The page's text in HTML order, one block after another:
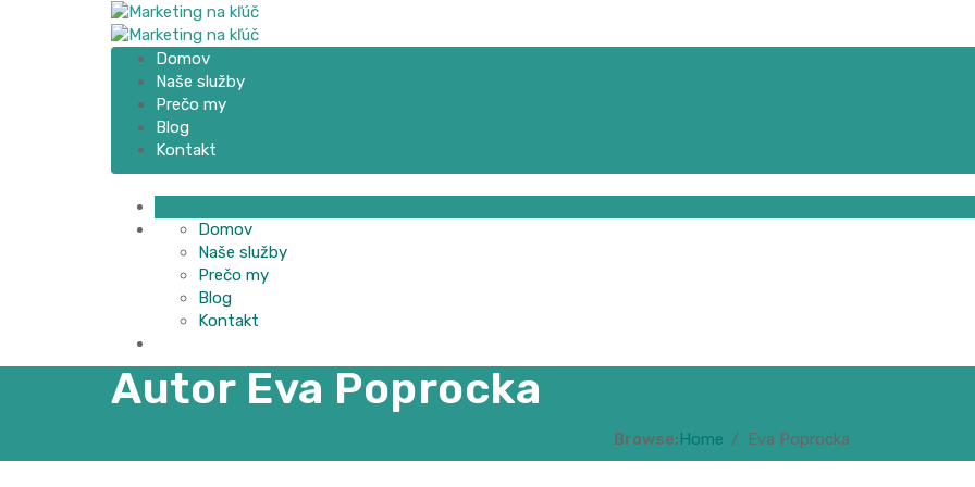
Domov
Naše služby
Prečo my
Blog
Kontakt
Domov
Naše služby
Prečo my
Blog
Kontakt
Autor Eva Poprocka
Browse:Home Eva Poprocka